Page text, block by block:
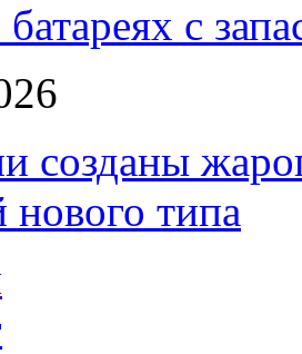
с
созданы
нового типа